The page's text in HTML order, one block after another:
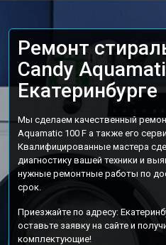
Ремонт
Candy
Екатеринбурге
Мы сделаем качественный
Aquamatic 100 F а также его
Квалифицированные мастера
диагностику вашей техники и
нужные ремонтные работы по
срок.
Приезжайте по адресу:
оставьте заявку на сайте и
комплектующие!